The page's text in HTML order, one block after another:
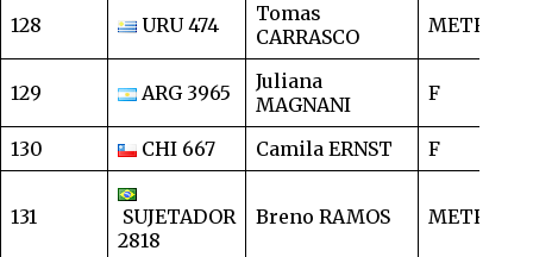
128 URU 474
Tomas
CARRASCO
METRO
129 ARG 3965
Juliana
MAGNANI
F
130 CHI 667 Camila ERNST F
131
SUJETADOR
2818
Breno RAMOS METRO